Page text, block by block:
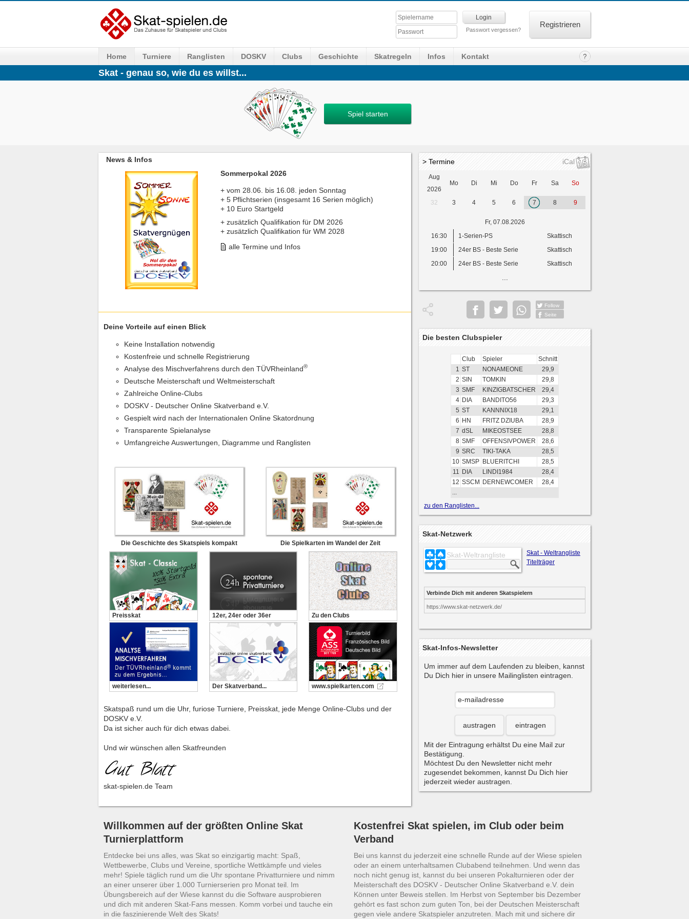
Passwort vergessen?
Registrieren
Home Turniere Ranglisten DOSKV Clubs Geschichte Skatregeln Infos Kontakt
Skat - genau so, wie du es willst...
Spiel starten
News & Infos
Sommerpokal 2026
+ vom 28.06. bis 16.08. jeden Sonntag
+ 5 Pflichtserien (insgesamt 16 Serien möglich)
+ 10 Euro Startgeld
+ zusätzlich Qualifikation für DM 2026
+ zusätzlich Qualifikation für WM 2028
alle Termine und Infos
Deine Vorteile auf einen Blick
Keine Installation notwendig
Kostenfreie und schnelle Registrierung
Analyse des Mischverfahrens durch den TÜVRheinland®
Deutsche Meisterschaft und Weltmeisterschaft
Zahlreiche Online-Clubs
DOSKV - Deutscher Online Skatverband e.V.
Gespielt wird nach der Internationalen Online Skatordnung
Transparente Spielanalyse
Umfangreiche Auswertungen, Diagramme und Ranglisten
Die Geschichte des Skatspiels kompakt Die Spielkarten im Wandel der Zeit
Preisskat 12er, 24er oder 36er Zu den Clubs
weiterlesen... Der Skatverband... www.spielkarten.com
Skatspaß rund um die Uhr, furiose Turniere, Preisskat, jede Menge Online-Clubs und der
DOSKV e.V.
Da ist sicher auch für dich etwas dabei.
Und wir wünschen allen Skatfreunden
skat-spielen.de Team
> Termine iCal
Aug
2026
Mo Di Mi Do Fr Sa So
32 3 4 5 6 7 8 9
Fr, 07.08.2026
16:30
1-Serien-PS
Skattisch
19:00
24er BS - Beste Serie
Skattisch
20:00
24er BS - Beste Serie Skattisch
Follow
Seite
Die besten Clubspieler
Club Spieler
Schnitt
1 ST NONAMEONE
29,9
2 SIN TOMKIN
29,8
3 SMF KINZIGBATSCHER
29,4
4 DIA BANDITO56
29,3
5 ST KANNNIX18
29,1
6 HN FRITZ DZIUBA
28,9
7 dSL MIKEOSTSEE
28,8
8 SMF OFFENSIVPOWER
28,6
9 SRC TIKI-TAKA
28,5
10 SMSP BLUERITCHI
28,5
11 DIA LINDI1984
28,4
12 SSCM DERNEWCOMER
28,4
...
zu den Ranglisten...
Skat-Netzwerk
Skat-Weltrangliste
Skat - Weltrangliste
Titelträger
Verbinde Dich mit anderen Skatspielern
https://www.skat-netzwerk.de/
Skat-Infos-Newsletter
Um immer auf dem Laufenden zu bleiben, kannst
Du Dich hier in unsere Mailinglisten eintragen.
austragen eintragen
Mit der Eintragung erhältst Du eine Mail zur
Bestätigung.
Möchtest Du den Newsletter nicht mehr
zugesendet bekommen, kannst Du Dich hier
jederzeit wieder austragen.
Willkommen auf der größten Online Skat
Turnierplattform
Entdecke bei uns alles, was Skat so einzigartig macht: Spaß,
Wettbewerbe, Clubs und Vereine, sportliche Wettkämpfe und vieles
mehr! Spiele täglich rund um die Uhr spontane Privatturniere und nimm
an einer unserer über 1.000 Turnierserien pro Monat teil. Im
Übungsbereich auf der Wiese kannst du die Software ausprobieren
und dich mit anderen Skat-Fans messen. Komm vorbei und tauche ein
in die faszinierende Welt des Skats!
Kostenfrei Skat spielen, im Club oder beim
Verband
Bei uns kannst du jederzeit eine schnelle Runde auf der Wiese spielen
oder an einem unterhaltsamen Clubabend teilnehmen. Und wenn das
noch nicht genug ist, kannst du bei unseren Pokalturnieren oder der
Meisterschaft des DOSKV - Deutscher Online Skatverband e.V. dein
Können unter Beweis stellen. Im Herbst von September bis Dezember
gehört es fast schon zum guten Ton, bei der Deutschen Meisterschaft
gegen viele andere Skatspieler anzutreten. Mach mit und sichere dir